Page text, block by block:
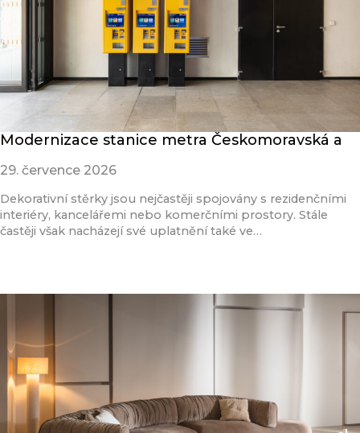
Modernizace stanice metra Českomoravská a
29. července 2026
Dekorativní stěrky jsou nejčastěji spojovány s rezidenčními
interiéry, kancelářemi nebo komerčními prostory. Stále
častěji však nacházejí své uplatnění také ve…